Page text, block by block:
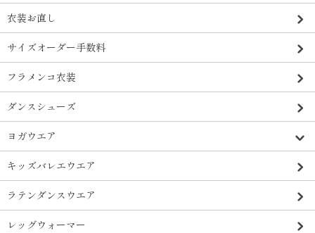
衣装お直し
サイズオーダー手数料
フラメンコ衣装
ダンスシューズ
ヨガウエア
キッズバレエウエア
ラテンダンスウエア
レッグウォーマー